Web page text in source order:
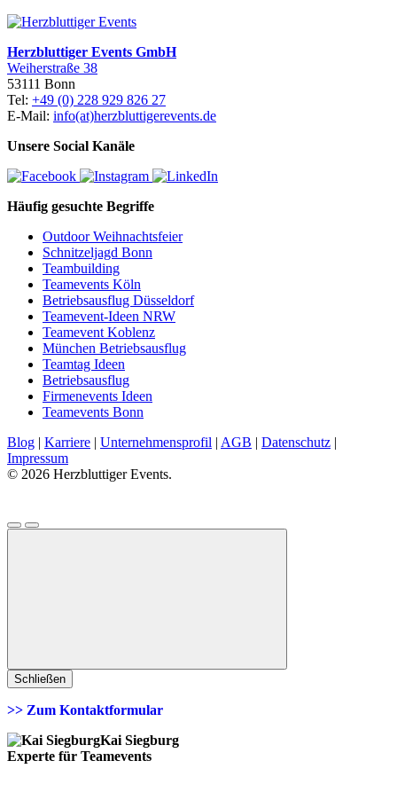
Herzbluttiger Events GmbH
Weiherstraße 38
53111 Bonn
Tel: +49 (0) 228 929 826 27
E-Mail: info(at)herzbluttigerevents.de
Unsere Social Kanäle
Häufig gesuchte Begriffe
Outdoor Weihnachtsfeier
Schnitzeljagd Bonn
Teambuilding
Teamevents Köln
Betriebsausflug Düsseldorf
Teamevent-Ideen NRW
Teamevent Koblenz
München Betriebsausflug
Teamtag Ideen
Betriebsausflug
Firmenevents Ideen
Teamevents Bonn
Blog | Karriere | Unternehmensprofil | AGB | Datenschutz |
Impressum
© 2026 Herzbluttiger Events.
Schließen
>> Zum Kontaktformular
Kai Siegburg
Experte für Teamevents